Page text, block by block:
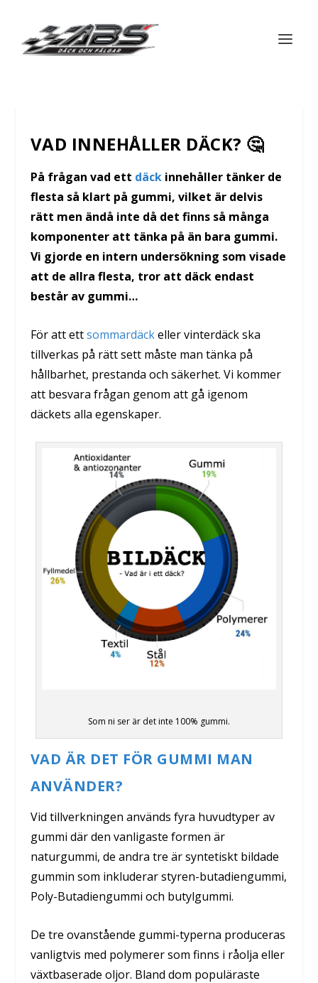
VAD INNEHÅLLER DÄCK? 🤔
På frågan vad ett däckinnehåller tänker de
flesta så klart på gummi, vilket är delvis
rätt men ändå inte då det finns så många
komponenter att tänka på än bara gummi.
Vi gjorde en intern undersökning som visade
att de allra flesta, tror att däck endast
består av gummi…
För att ettsommardäckeller vinterdäck ska
tillverkas på rätt sett måste man tänka på
hållbarhet, prestanda och säkerhet. Vi kommer
att besvara frågan genom att gå igenom
däckets alla egenskaper.
Som ni ser är det inte 100% gummi.
VAD ÄR DET FÖR GUMMI MAN
ANVÄNDER?
Vid tillverkningen används fyra huvudtyper av
gummi där den vanligaste formen är
naturgummi, de andra tre är syntetiskt bildade
gummin som inkluderar styren-butadiengummi,
Poly-Butadiengummi och butylgummi.
De tre ovanstående gummi-typerna produceras
vanligtvis med polymerer som finns i råolja eller
växtbaserade oljor. Bland dom populäraste